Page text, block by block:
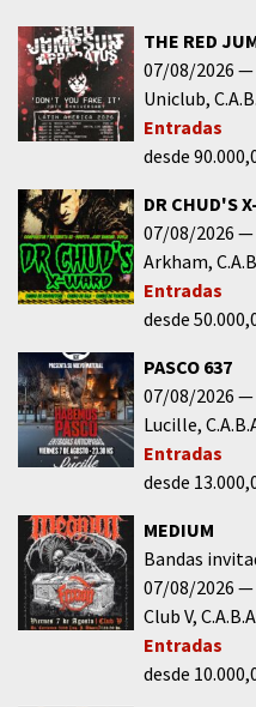
THE RED
07/08/2026
Uniclub
Entradas
desde
DR CHUD'S
07/08/2026
Arkham
Entradas
desde
PASCO 637
07/08/2026
Lucille
Entradas
desde
MEDIUM
Bandas
07/08/2026
Club V
Entradas
desde